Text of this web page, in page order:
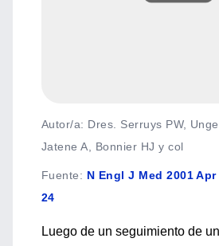
Autor/a: Dres. Serruys PW,
Jatene A, Bonnier HJ y col
Fuente: N Engl J Med 2001
24
Luego de un seguimiento de